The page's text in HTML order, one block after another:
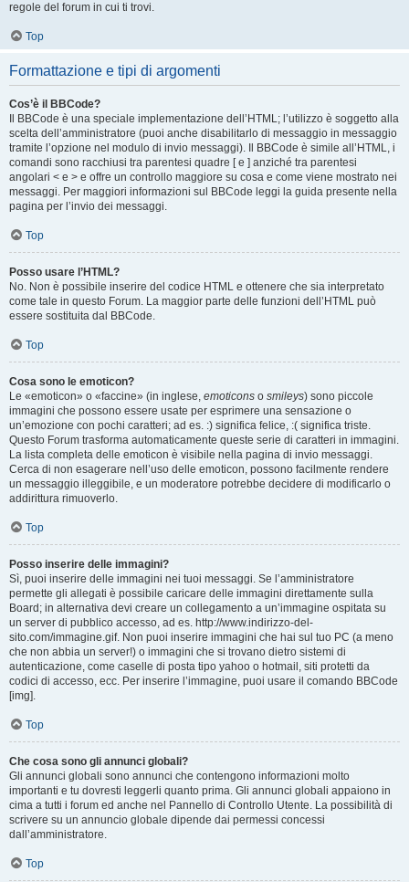
regole del forum in cui ti trovi.
Top
Formattazione e tipi di argomenti
Cos’è il BBCode?
Il BBCode è una speciale implementazione dell’HTML; l’utilizzo è soggetto alla
scelta dell’amministratore (puoi anche disabilitarlo di messaggio in messaggio
tramite l’opzione nel modulo di invio messaggi). Il BBCode è simile all’HTML, i
comandi sono racchiusi tra parentesi quadre [ e ] anziché tra parentesi
angolari < e > e offre un controllo maggiore su cosa e come viene mostrato nei
messaggi. Per maggiori informazioni sul BBCode leggi la guida presente nella
pagina per l’invio dei messaggi.
Top
Posso usare l’HTML?
No. Non è possibile inserire del codice HTML e ottenere che sia interpretato
come tale in questo Forum. La maggior parte delle funzioni dell’HTML può
essere sostituita dal BBCode.
Top
Cosa sono le emoticon?
Le «emoticon» o «faccine» (in inglese, emoticons o smileys) sono piccole
immagini che possono essere usate per esprimere una sensazione o
un’emozione con pochi caratteri; ad es. :) significa felice, :( significa triste.
Questo Forum trasforma automaticamente queste serie di caratteri in immagini.
La lista completa delle emoticon è visibile nella pagina di invio messaggi.
Cerca di non esagerare nell’uso delle emoticon, possono facilmente rendere
un messaggio illeggibile, e un moderatore potrebbe decidere di modificarlo o
addirittura rimuoverlo.
Top
Posso inserire delle immagini?
Sì, puoi inserire delle immagini nei tuoi messaggi. Se l’amministratore
permette gli allegati è possibile caricare delle immagini direttamente sulla
Board; in alternativa devi creare un collegamento a un’immagine ospitata su
un server di pubblico accesso, ad es. http://www.indirizzo-del-
sito.com/immagine.gif. Non puoi inserire immagini che hai sul tuo PC (a meno
che non abbia un server!) o immagini che si trovano dietro sistemi di
autenticazione, come caselle di posta tipo yahoo o hotmail, siti protetti da
codici di accesso, ecc. Per inserire l’immagine, puoi usare il comando BBCode
[img].
Top
Che cosa sono gli annunci globali?
Gli annunci globali sono annunci che contengono informazioni molto
importanti e tu dovresti leggerli quanto prima. Gli annunci globali appaiono in
cima a tutti i forum ed anche nel Pannello di Controllo Utente. La possibilità di
scrivere su un annuncio globale dipende dai permessi concessi
dall’amministratore.
Top